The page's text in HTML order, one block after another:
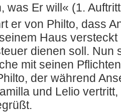
was Er will« (1.
er von Philto, dass
Haus
dienen soll. Nun
mit seinen
der während
und Lelio